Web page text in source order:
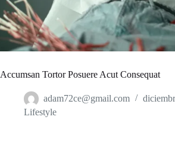
Accumsan Tortor Posuere Acut Consequat
adam72ce@gmail.com
Lifestyle